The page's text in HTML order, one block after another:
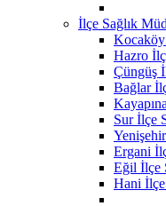
İlçe Sağlık
Hazro
Çüngüş
Bağlar
Sur İlçe
Ergani
Eğil İlçe
Hani